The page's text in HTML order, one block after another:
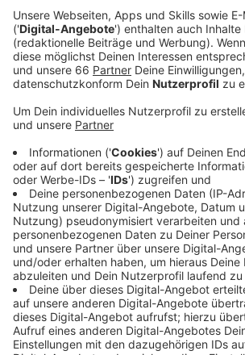
machen.
Veröffentlicht:Mittwoch, 11.05.2022
Auch bei uns in Düsseldorf stecken
weniger Menschen mit Corona an. Die
Vergleich zum Vortag um über 30
und liegt mittlerweile bei 380. Heute
lag dieser Wert noch rund 480 Punkte
werden heute sechs weitere
Zusammenhang mit Covid-19
seit dem Beginn der Pandemie – im
Menschen an oder mit Corona
Krankenhäusern entspannt sich die
Aktuell liegen rund 120 Menschen mit